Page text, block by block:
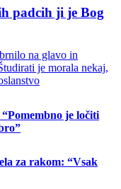
padcih ji je Bog
na glavo in
je morala nekaj,
je ločiti
za rakom: “Vsak